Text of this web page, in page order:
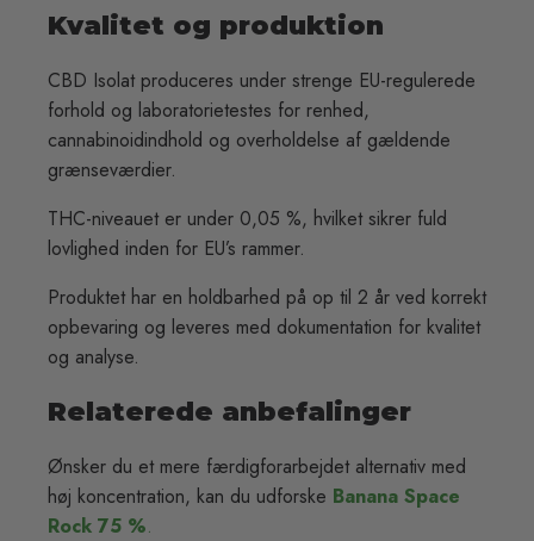
Kvalitet og produktion
CBD Isolat produceres under strenge EU-regulerede
forhold og laboratorietestes for renhed,
cannabinoidindhold og overholdelse af gældende
grænseværdier.
THC-niveauet er under 0,05 %, hvilket sikrer fuld
lovlighed inden for EU’s rammer.
Produktet har en holdbarhed på op til 2 år ved korrekt
opbevaring og leveres med dokumentation for kvalitet
og analyse.
Relaterede anbefalinger
Ønsker du et mere færdigforarbejdet alternativ med
høj koncentration, kan du udforske Banana Space
Rock 75 %.